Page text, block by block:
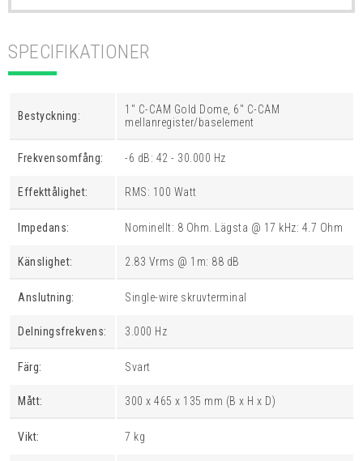
SPECIFIKATIONER
Bestyckning:
1" C-CAM Gold Dome, 6" C-CAM
mellanregister/baselement
Frekvensomfång: -6 dB: 42 - 30.000 Hz
Effekttålighet: RMS: 100 Watt
Impedans: Nominellt: 8 Ohm. Lägsta @ 17 kHz: 4.7 Ohm
Känslighet: 2.83 Vrms @ 1m: 88 dB
Anslutning: Single-wire skruvterminal
Delningsfrekvens: 3.000 Hz
Färg: Svart
Mått: 300 x 465 x 135 mm (B x H x D)
Vikt: 7 kg